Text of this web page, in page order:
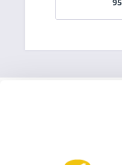
Telefonische